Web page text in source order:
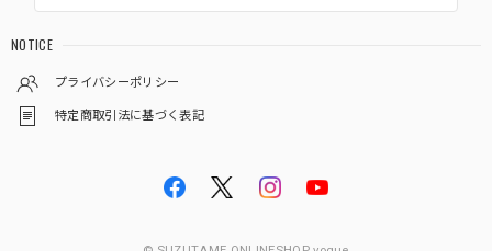
NOTICE
プライバシーポリシー
特定商取引法に基づく表記